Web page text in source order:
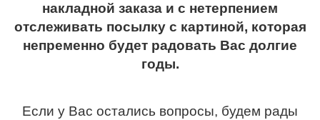
накладной заказа и с нетерпением
отслеживать посылку с картиной, которая
непременно будет радовать Вас долгие
годы.
Если у Вас остались вопросы, будем рады